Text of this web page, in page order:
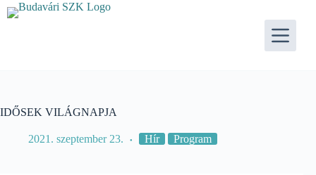
Skip
to
IDŐSEK VILÁGNAPJA
2021. szeptember 23. Hír Program